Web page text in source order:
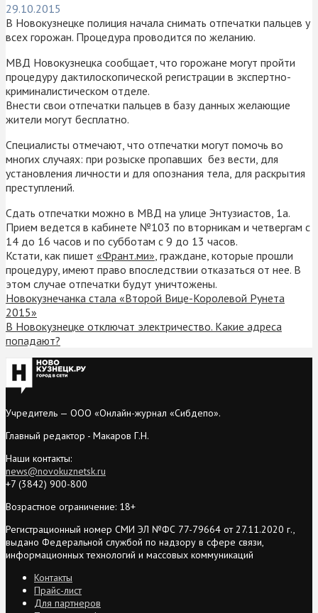
29.10.2015
В Новокузнецке полиция начала снимать отпечатки пальцев у
всех горожан. Процедура проводится по желанию.
МВД Новокузнецка сообщает, что горожане могут пройти
процедуру дактилоскопической регистрации в экспертно-
криминалистическом отделе.
Внести свои отпечатки пальцев в базу данных желающие
жители могут бесплатно.
Специалисты отмечают, что отпечатки могут помочь во
многих случаях: при розыске пропавших без вести, для
установления личности и для опознания тела, для раскрытия
преступлений.
Сдать отпечатки можно в МВД на улице Энтузиастов, 1а.
Прием ведется в кабинете №103 по вторникам и четвергам с
14 до 16 часов и по субботам с 9 до 13 часов.
Кстати, как пишет «Франт.ми» , граждане, которые прошли
процедуру, имеют право впоследствии отказаться от нее. В
этом случае отпечатки будут уничтожены.
Новокузнечанка стала «Второй Вице-Королевой Рунета
2015»
В Новокузнецке отключат электричество. Какие адреса
попадают?
Учредитель — ООО «Онлайн-журнал «Сибдепо».
Главный редактор - Макаров Г.Н.
Наши контакты:
news@novokuznetsk.ru
+7 (3842) 900-800
Возрастное ограничение: 18+
Регистрационный номер СМИ ЭЛ №ФС 77-79664 от 27.11.2020 г.,
выдано Федеральной службой по надзору в сфере связи,
информационных технологий и массовых коммуникаций
Контакты
Прайс-лист
Для партнеров